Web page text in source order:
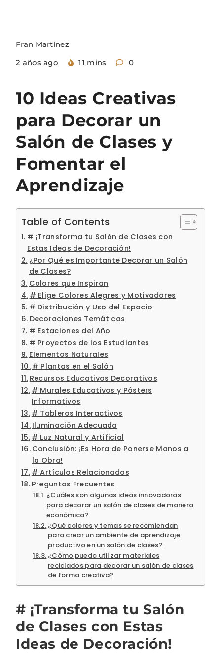
Fran Martínez
2 años ago
11 mins 0
10 Ideas Creativas
para Decorar un
Salón de Clases y
Fomentar el
Aprendizaje
Table of Contents
# ¡Transforma tu Salón de Clases con
Estas Ideas de Decoración!
¿Por Qué es Importante Decorar un Salón
de Clases?
Colores que Inspiran
# Elige Colores Alegres y Motivadores
# Distribución y Uso del Espacio
Decoraciones Temáticas
# Estaciones del Año
# Proyectos de los Estudiantes
Elementos Naturales
# Plantas en el Salón
Recursos Educativos Decorativos
# Murales Educativos y Pósters
Informativos
# Tableros Interactivos
Iluminación Adecuada
# Luz Natural y Artificial
Conclusión: ¡Es Hora de Ponerse Manos a
la Obra!
# Artículos Relacionados
Preguntas Frecuentes
¿Cuáles son algunas ideas innovadoras
para decorar un salón de clases de manera
económica?
¿Qué colores y temas se recomiendan
para crear un ambiente de aprendizaje
productivo en un salón de clases?
¿Cómo puedo utilizar materiales
reciclados para decorar un salón de clases
de forma creativa?
# ¡Transforma tu Salón
de Clases con Estas
Ideas de Decoración!